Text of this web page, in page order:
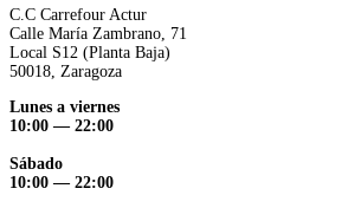
C.C Carrefour Actur
Calle María Zambrano, 71
Local S12 (Planta Baja)
50018, Zaragoza
Lunes a viernes
10:00 — 22:00
Sábado
10:00 — 22:00